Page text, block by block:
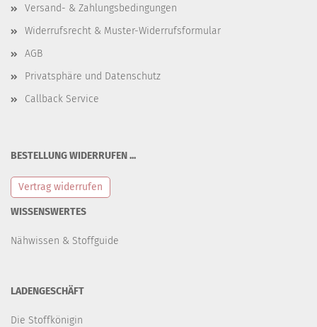
Versand- & Zahlungsbedingungen
Widerrufsrecht & Muster-Widerrufsformular
AGB
Privatsphäre und Datenschutz
Callback Service
BESTELLUNG WIDERRUFEN ...
Vertrag widerrufen
WISSENSWERTES
Nähwissen & Stoffguide
LADENGESCHÄFT
Die Stoffkönigin